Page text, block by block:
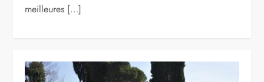
meilleures […]